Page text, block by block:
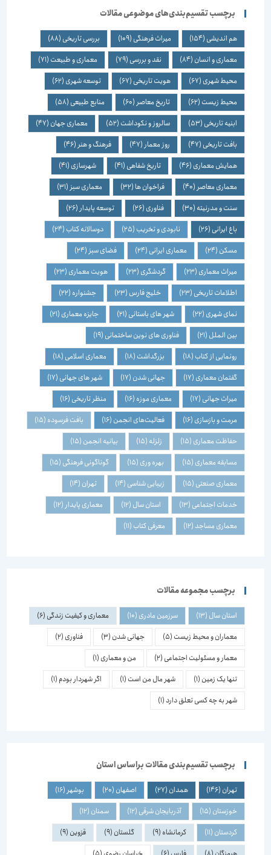
برچسب تقسیم‌بندی‌های موضوعی مقالات
هم اندیشی(154) میراث فرهنگی(109) بررسی تاریخی(88)
معماری و انسان(84) نقد و بررسی(79) معماری و طبیعت(71)
محیط شهری(67) هویت تاریخی(67) توسعه شهری(62)
محیط زیست(62) تاریخ معاصر(60) منابع طبیعی(58)
ابنیه تاریخی(53) سالروز و نکوداشت(52) معماری جهان(47)
بافت تاریخی(47) روز معمار(47) فرهنگ و هنر(46)
همایش معماری(46) تاریخ شفاهی(41) شهرسازی(41)
معماری معاصر(40) فراخوان ها(32) معماری سبز(31)
سنت و مدرنیته(30) فناوری(26) توسعه پایدار(26)
باغ ایرانی(26) نابودی و تخریب(25) دوسالانه کتاب(24)
مسکن(24) معماری ایرانی(24) فضای سبز(24)
میراث معماری(23) گردشگری(23) هویت معماری(23)
اطلاعات تاریخی(23) خلیج فارس(23) جشنواره(22)
نمای شهری(22) شهر های باستانی(21) جایزه معماری(21)
بین الملل(21) فناوری های نوین ساختمانی(19)
رونمایی از کتاب(18) بزرگداشت(18) معماری اسلامی(18)
گفتمان معماری(17) جهانی شدن(17) شهر های جهانی(17)
میراث جهانی(17) معماری موزه(16) منظر تاریخی(16)
مرمت و بازسازی(16) فعالیت‌های انجمن(16) بافت فرسوده(15)
حفاظت معماری(15) زلزله(15) بیانیه انجمن(15)
مسابقه معماری(15) بهره وری(15) گوناگونی فرهنگی(15)
معماری صنعتی(15) زیبایی شناسی(14) تهران(14)
خدمات اجتماعی(13) استان سال(12) معماری پایدار(12)
معماری مساجد(12) معرفی کتاب(11)
برچسب مجموعه مقالات
استان سال(13) سرزمین مادری(10) معماری و کیفیت زندگی(6)
معماران و محیط زیست(5) جهانی شدن(3) فناوری(2)
معمار و مسئولیت اجتماعی(2) من و معماری(1)
تنها یک زمین(1) شهر مال من است(1) اگر شهردار بودم(1)
شهر به چه کسی تعلق دارد(1)
برچسب تقسیم‌بندی مقالات براساس استان
تهران(146) همدان(27) اصفهان(20) بوشهر(16)
خوزستان(15) آذربایجان شرقی(12) سمنان(12)
کردستان(11) کرمانشاه(9) گلستان(9) قزوین(9)